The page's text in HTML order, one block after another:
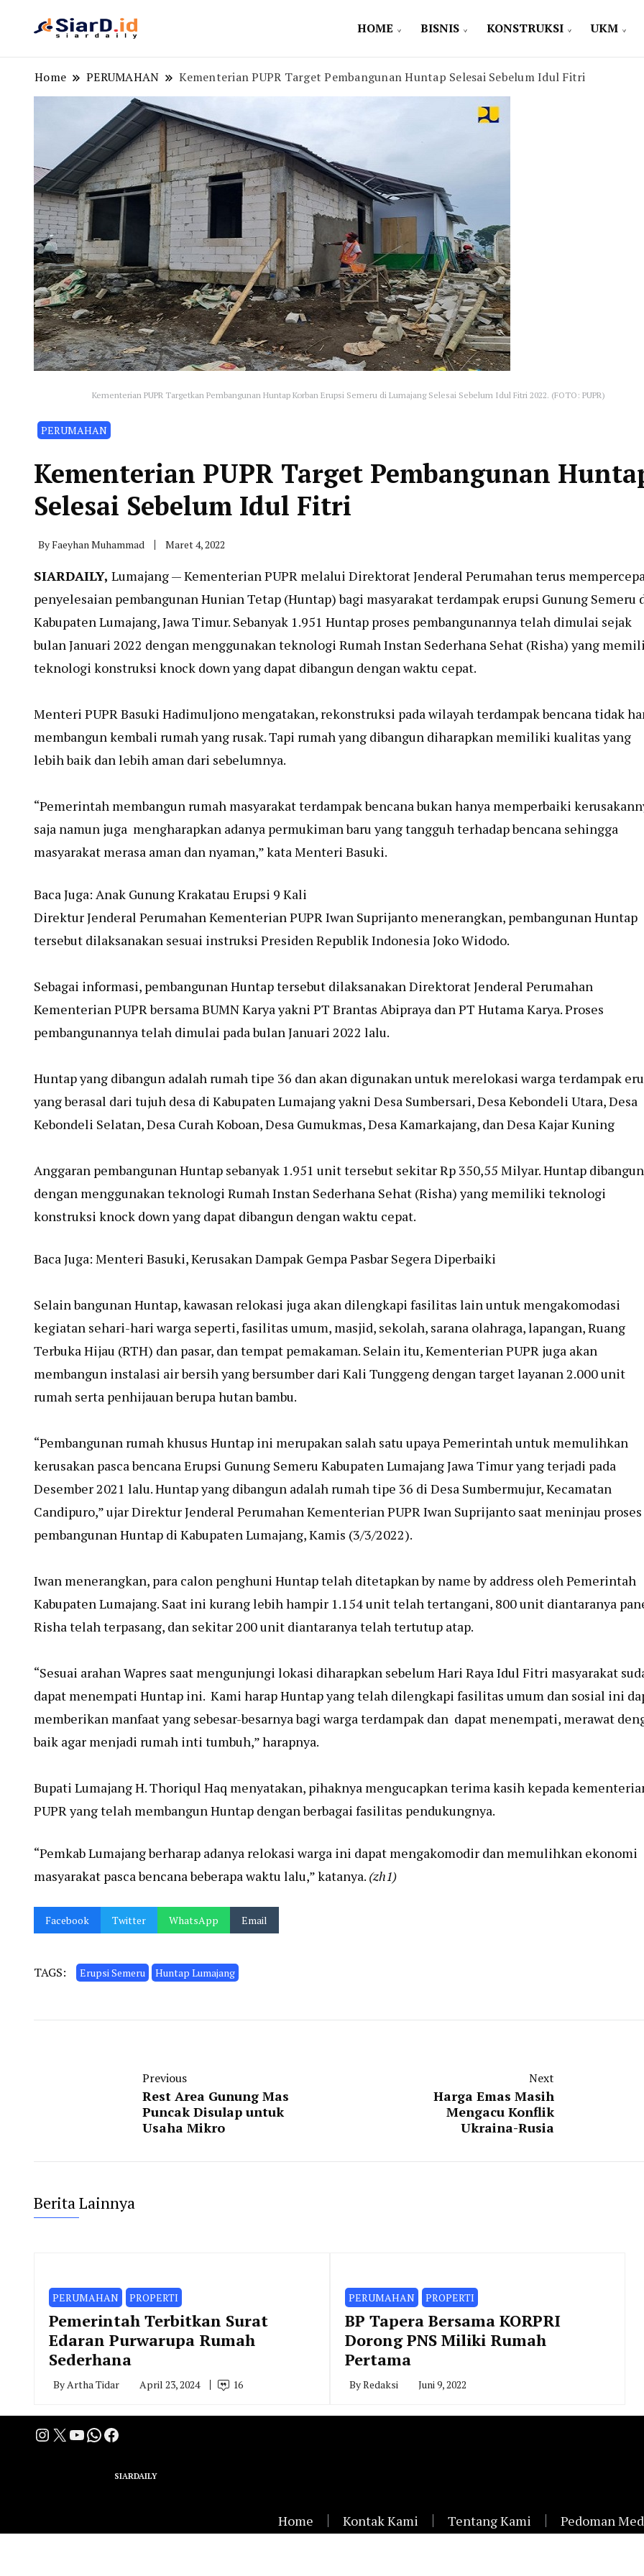
HOME BISNIS KONSTRUKSI UKM
Home PERUMAHAN Kementerian PUPR Target Pembangunan Huntap Selesai Sebelum Idul Fitri
Kementerian PUPR Targetkan Pembangunan Huntap Korban Erupsi Semeru di Lumajang Selesai Sebelum Idul Fitri 2022. (FOTO: PUPR)
PERUMAHAN
Kementerian PUPR Target Pembangunan
Selesai Sebelum Idul Fitri
ByFaeyhan Muhammad Maret 4, 2022
SIARDAILY, Lumajang — Kementerian PUPR melalui Direktorat Jenderal Perumahan terus
penyelesaian pembangunan Hunian Tetap (Huntap) bagi masyarakat terdampak erupsi Gunung Semeru
Kabupaten Lumajang, Jawa Timur. Sebanyak 1.951 Huntap proses pembangunannya telah dimulai sejak
bulan Januari 2022 dengan menggunakan teknologi Rumah Instan Sederhana Sehat (Risha) yang
teknologi konstruksi knock down yang dapat dibangun dengan waktu cepat.
Menteri PUPR Basuki Hadimuljono mengatakan, rekonstruksi pada wilayah terdampak bencana tidak
membangun kembali rumah yang rusak. Tapi rumah yang dibangun diharapkan memiliki kualitas yang
lebih baik dan lebih aman dari sebelumnya.
“Pemerintah membangun rumah masyarakat terdampak bencana bukan hanya memperbaiki
saja namun juga mengharapkan adanya permukiman baru yang tangguh terhadap bencana sehingga
masyarakat merasa aman dan nyaman,” kata Menteri Basuki.
Baca Juga: Anak Gunung Krakatau Erupsi 9 Kali
Direktur Jenderal Perumahan Kementerian PUPR Iwan Suprijanto menerangkan, pembangunan Huntap
tersebut dilaksanakan sesuai instruksi Presiden Republik Indonesia Joko Widodo.
Sebagai informasi, pembangunan Huntap tersebut dilaksanakan Direktorat Jenderal Perumahan
Kementerian PUPR bersama BUMN Karya yakni PT Brantas Abipraya dan PT Hutama Karya. Proses
pembangunannya telah dimulai pada bulan Januari 2022 lalu.
Huntap yang dibangun adalah rumah tipe 36 dan akan digunakan untuk merelokasi warga terdampak
yang berasal dari tujuh desa di Kabupaten Lumajang yakni Desa Sumbersari, Desa Kebondeli Utara, Desa
Kebondeli Selatan, Desa Curah Koboan, Desa Gumukmas, Desa Kamarkajang, dan Desa Kajar Kuning
Anggaran pembangunan Huntap sebanyak 1.951 unit tersebut sekitar Rp 350,55 Milyar. Huntap dibangun
dengan menggunakan teknologi Rumah Instan Sederhana Sehat (Risha) yang memiliki teknologi
konstruksi knock down yang dapat dibangun dengan waktu cepat.
Baca Juga: Menteri Basuki, Kerusakan Dampak Gempa Pasbar Segera Diperbaiki
Selain bangunan Huntap, kawasan relokasi juga akan dilengkapi fasilitas lain untuk mengakomodasi
kegiatan sehari-hari warga seperti, fasilitas umum, masjid, sekolah, sarana olahraga, lapangan, Ruang
Terbuka Hijau (RTH) dan pasar, dan tempat pemakaman. Selain itu, Kementerian PUPR juga akan
membangun instalasi air bersih yang bersumber dari Kali Tunggeng dengan target layanan 2.000 unit
rumah serta penhijauan berupa hutan bambu.
“Pembangunan rumah khusus Huntap ini merupakan salah satu upaya Pemerintah untuk memulihkan
kerusakan pasca bencana Erupsi Gunung Semeru Kabupaten Lumajang Jawa Timur yang terjadi pada
Desember 2021 lalu. Huntap yang dibangun adalah rumah tipe 36 di Desa Sumbermujur, Kecamatan
Candipuro,” ujar Direktur Jenderal Perumahan Kementerian PUPR Iwan Suprijanto saat meninjau proses
pembangunan Huntap di Kabupaten Lumajang, Kamis (3/3/2022).
Iwan menerangkan, para calon penghuni Huntap telah ditetapkan by name by address oleh Pemerintah
Kabupaten Lumajang. Saat ini kurang lebih hampir 1.154 unit telah tertangani, 800 unit diantaranya
Risha telah terpasang, dan sekitar 200 unit diantaranya telah tertutup atap.
“Sesuai arahan Wapres saat mengunjungi lokasi diharapkan sebelum Hari Raya Idul Fitri masyarakat
dapat menempati Huntap ini. Kami harap Huntap yang telah dilengkapi fasilitas umum dan sosial ini
memberikan manfaat yang sebesar-besarnya bagi warga terdampak dan dapat menempati, merawat
baik agar menjadi rumah inti tumbuh,” harapnya.
Bupati Lumajang H. Thoriqul Haq menyatakan, pihaknya mengucapkan terima kasih kepada
PUPR yang telah membangun Huntap dengan berbagai fasilitas pendukungnya.
“Pemkab Lumajang berharap adanya relokasi warga ini dapat mengakomodir dan memulihkan ekonomi
masyarakat pasca bencana beberapa waktu lalu,” katanya. (zh1)
Facebook Twitter WhatsApp Email
TAGS: Erupsi Semeru Huntap Lumajang
Previous
Rest Area Gunung Mas
Puncak Disulap untuk
Usaha Mikro
Next
Harga Emas Masih
Mengacu Konflik
Ukraina-Rusia
Berita Lainnya
PERUMAHAN PROPERTI
Pemerintah Terbitkan Surat
Edaran Purwarupa Rumah
Sederhana
ByArtha Tidar April 23, 2024 16
PERUMAHAN PROPERTI
BP Tapera Bersama KORPRI
Dorong PNS Miliki Rumah
Pertama
ByRedaksi Juni 9, 2022
Instagram
X YouTube
WhatsApp
Facebook
SIARDAILY
Home Kontak Kami Tentang Kami Pedoman